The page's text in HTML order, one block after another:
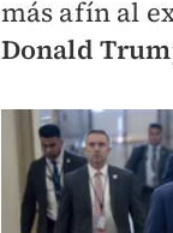
más afín al
Donald